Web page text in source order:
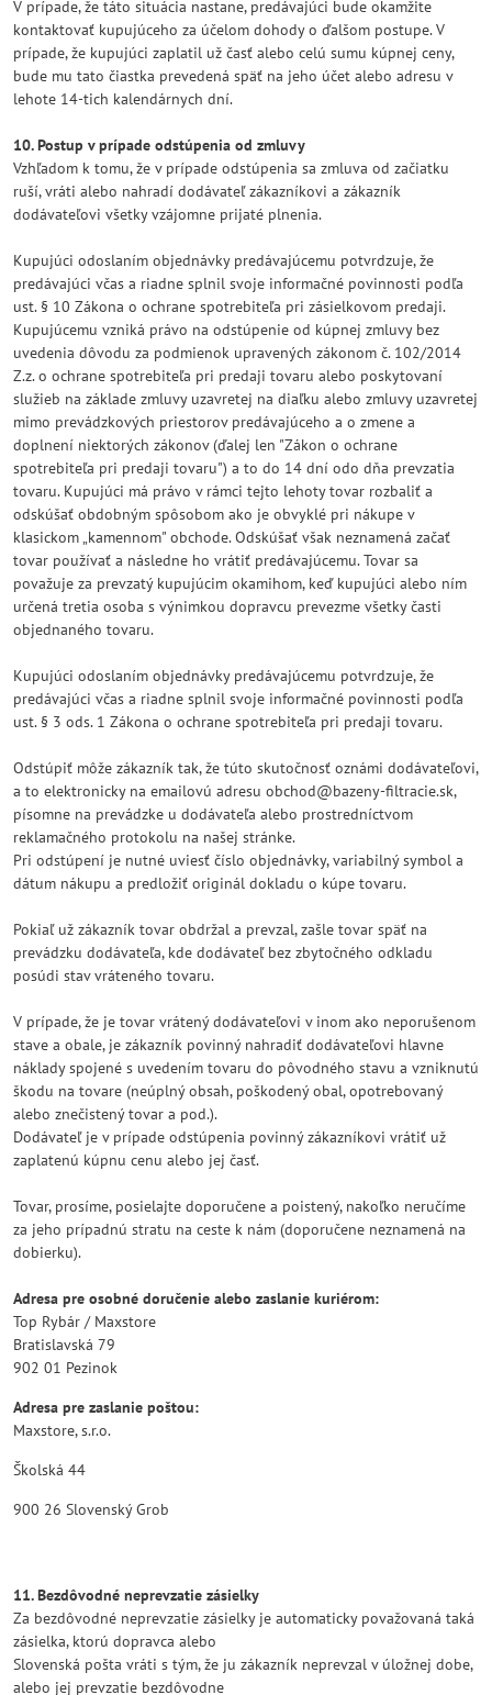
V prípade, že táto situácia nastane, predávajúci bude okamžite
kontaktovať kupujúceho za účelom dohody o ďalšom postupe. V
prípade, že kupujúci zaplatil už časť alebo celú sumu kúpnej ceny,
bude mu tato čiastka prevedená späť na jeho účet alebo adresu v
lehote 14-tich kalendárnych dní.
10. Postup v prípade odstúpenia od zmluvy
Vzhľadom k tomu, že v prípade odstúpenia sa zmluva od začiatku
ruší, vráti alebo nahradí dodávateľ zákazníkovi a zákazník
dodávateľovi všetky vzájomne prijaté plnenia.
Kupujúci odoslaním objednávky predávajúcemu potvrdzuje, že
predávajúci včas a riadne splnil svoje informačné povinnosti podľa
ust. § 10 Zákona o ochrane spotrebiteľa pri zásielkovom predaji.
Kupujúcemu vzniká právo na odstúpenie od kúpnej zmluvy bez
uvedenia dôvodu za podmienok upravených zákonom č. 102/2014
Z.z. o ochrane spotrebiteľa pri predaji tovaru alebo poskytovaní
služieb na základe zmluvy uzavretej na diaľku alebo zmluvy uzavretej
mimo prevádzkových priestorov predávajúceho a o zmene a
doplnení niektorých zákonov (ďalej len "Zákon o ochrane
spotrebiteľa pri predaji tovaru") a to do 14 dní odo dňa prevzatia
tovaru. Kupujúci má právo v rámci tejto lehoty tovar rozbaliť a
odskúšať obdobným spôsobom ako je obvyklé pri nákupe v
klasickom „kamennom" obchode. Odskúšať však neznamená začať
tovar používať a následne ho vrátiť predávajúcemu. Tovar sa
považuje za prevzatý kupujúcim okamihom, keď kupujúci alebo ním
určená tretia osoba s výnimkou dopravcu prevezme všetky časti
objednaného tovaru.
Kupujúci odoslaním objednávky predávajúcemu potvrdzuje, že
predávajúci včas a riadne splnil svoje informačné povinnosti podľa
ust. § 3 ods. 1 Zákona o ochrane spotrebiteľa pri predaji tovaru.
Odstúpiť môže zákazník tak, že túto skutočnosť oznámi dodávateľovi,
a to elektronicky na emailovú adresu obchod@bazeny-filtracie.sk,
písomne na prevádzke u dodávateľa alebo prostredníctvom
reklamačného protokolu na našej stránke.
Pri odstúpení je nutné uviesť číslo objednávky, variabilný symbol a
dátum nákupu a predložiť originál dokladu o kúpe tovaru.
Pokiaľ už zákazník tovar obdržal a prevzal, zašle tovar späť na
prevádzku dodávateľa, kde dodávateľ bez zbytočného odkladu
posúdi stav vráteného tovaru.
V prípade, že je tovar vrátený dodávateľovi v inom ako neporušenom
stave a obale, je zákazník povinný nahradiť dodávateľovi hlavne
náklady spojené s uvedením tovaru do pôvodného stavu a vzniknutú
škodu na tovare (neúplný obsah, poškodený obal, opotrebovaný
alebo znečistený tovar a pod.).
Dodávateľ je v prípade odstúpenia povinný zákazníkovi vrátiť už
zaplatenú kúpnu cenu alebo jej časť.
Tovar, prosíme, posielajte doporučene a poistený, nakoľko neručíme
za jeho prípadnú stratu na ceste k nám (doporučene neznamená na
dobierku).
Adresa pre osobné doručenie alebo zaslanie kuriérom:
Top Rybár / Maxstore
Bratislavská 79
902 01 Pezinok
Adresa pre zaslanie poštou:
Maxstore, s.r.o.
Školská 44
900 26 Slovenský Grob
11. Bezdôvodné neprevzatie zásielky
Za bezdôvodné neprevzatie zásielky je automaticky považovaná taká
zásielka, ktorú dopravca alebo
Slovenská pošta vráti s tým, že ju zákazník neprevzal v úložnej dobe,
alebo jej prevzatie bezdôvodne